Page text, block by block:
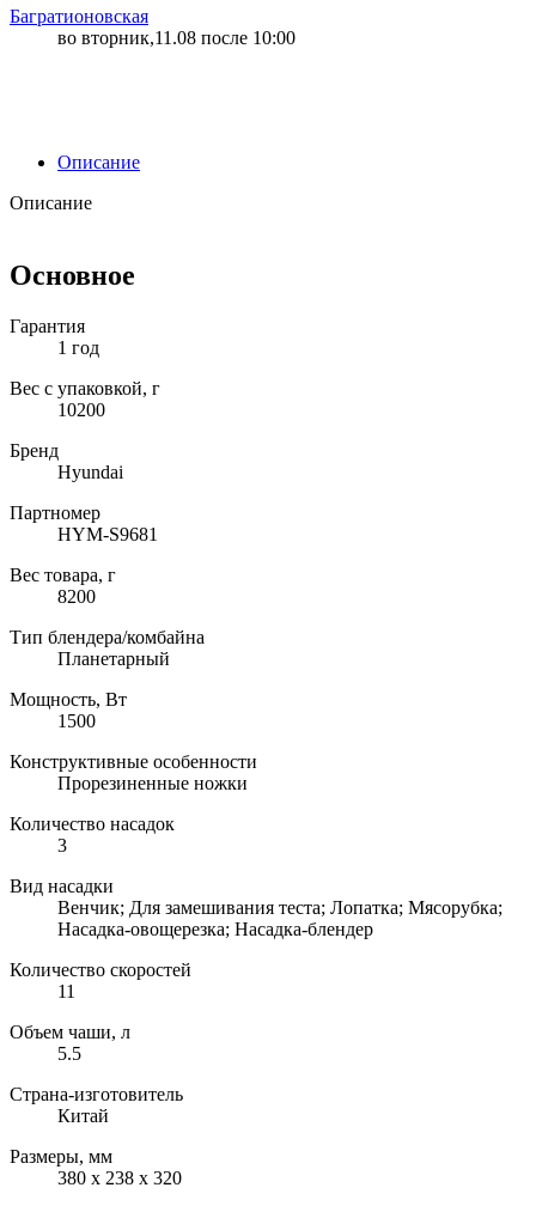
Багратионовская
во вторник,11.08 после 10:00
Описание
Описание
Основное
Гарантия
1 год
Вес с упаковкой, г
10200
Бренд
Hyundai
Партномер
HYM-S9681
Вес товара, г
8200
Тип блендера/комбайна
Планетарный
Мощность, Вт
1500
Конструктивные особенности
Прорезиненные ножки
Количество насадок
3
Вид насадки
Венчик; Для замешивания теста; Лопатка; Мясорубка;
Насадка-овощерезка; Насадка-блендер
Количество скоростей
11
Объем чаши, л
5.5
Страна-изготовитель
Китай
Размеры, мм
380 x 238 x 320